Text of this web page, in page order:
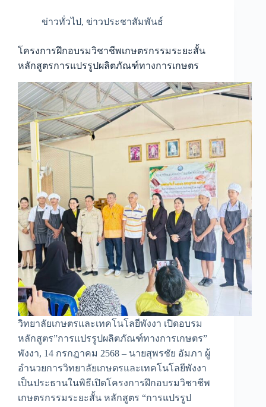
ข่าวทั่วไป, ข่าวประชาสัมพันธ์
โครงการฝึกอบรมวิชาชีพเกษตรกรรมระยะสั้น
หลักสูตรการแปรรูปผลิตภัณฑ์ทางการเกษตร
วิทยาลัยเกษตรและเทคโนโลยีพังงา เปิดอบรม
หลักสูตร”การแปรรูปผลิตภัณฑ์ทางการเกษตร”
พังงา, 14 กรกฎาคม 2568 – นายสุพรชัย อัมภา ผู้
อำนวยการวิทยาลัยเกษตรและเทคโนโลยีพังงา
เป็นประธานในพิธีเปิดโครงการฝึกอบรมวิชาชีพ
เกษตรกรรมระยะสั้น หลักสูตร “การแปรรูป